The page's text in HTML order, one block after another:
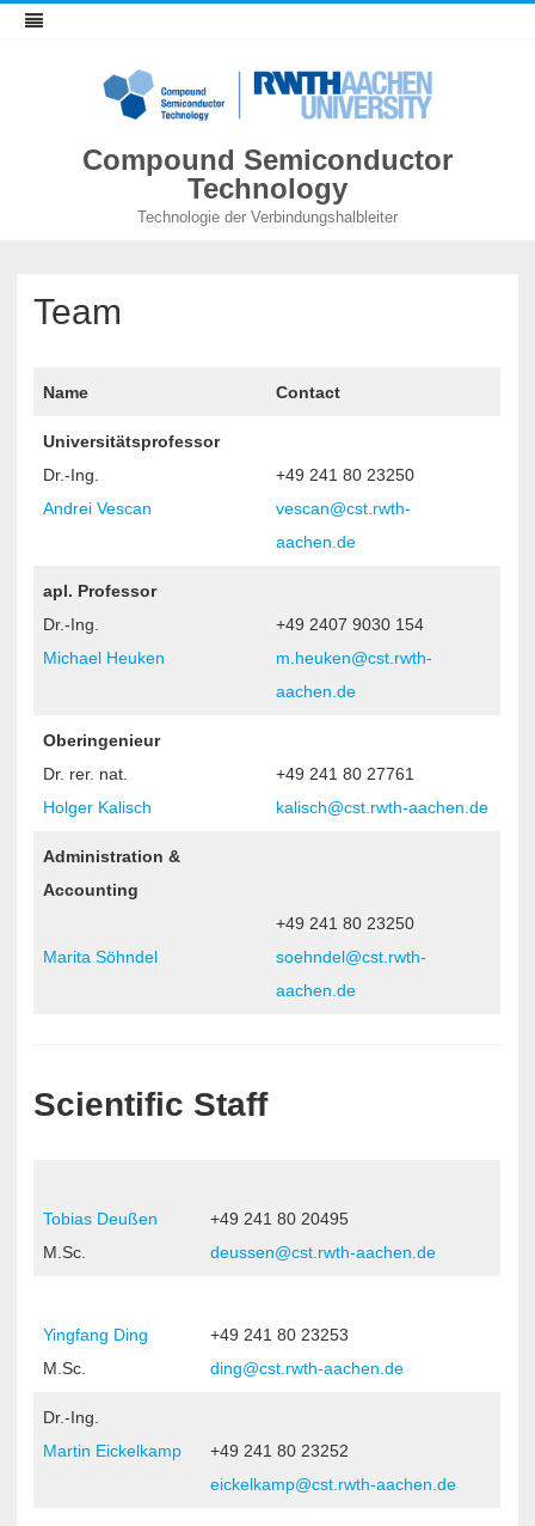
Compound Semiconductor
Technology
Technologie der Verbindungshalbleiter
Team
Name Contact
Universitätsprofessor
Dr.-Ing.
Andrei Vescan
+49 241 80 23250
vescan@cst.rwth-
aachen.de
apl. Professor
Dr.-Ing.
Michael Heuken
+49 2407 9030 154
m.heuken@cst.rwth-
aachen.de
Oberingenieur
Dr. rer. nat.
Holger Kalisch
+49 241 80 27761
kalisch@cst.rwth-aachen.de
Administration &
Accounting
Marita Söhndel
+49 241 80 23250
soehndel@cst.rwth-
aachen.de
Scientific Staff
Tobias Deußen
M.Sc.
+49 241 80 20495
deussen@cst.rwth-aachen.de
Yingfang Ding
M.Sc.
+49 241 80 23253
ding@cst.rwth-aachen.de
Dr.-Ing.
Martin Eickelkamp
+49 241 80 23252
eickelkamp@cst.rwth-aachen.de